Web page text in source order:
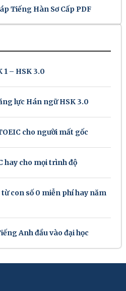
Tiếng Hàn Sơ Cấp PDF
1 – HSK 3.0
lực Hán ngữ HSK 3.0
cho người mất gốc
hay cho mọi trình độ
từ con số 0 miễn phí hay năm
Anh đầu vào đại học